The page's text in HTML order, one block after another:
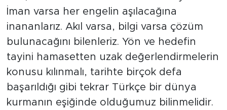
İman varsa her engelin aşılacağına
inananlarız. Akıl varsa, bilgi varsa çözüm
bulunacağını bilenleriz. Yön ve hedefin
tayini hamasetten uzak değerlendirmelerin
konusu kılınmalı, tarihte birçok defa
başarıldığı gibi tekrar Türkçe bir dünya
kurmanın eşiğinde olduğumuz bilinmelidir.